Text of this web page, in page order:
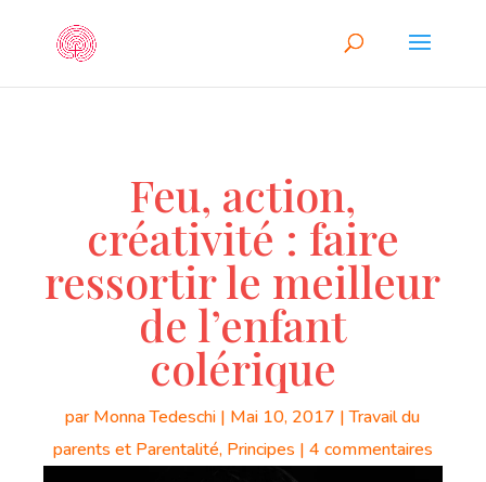
Feu, action,
créativité : faire
ressortir le meilleur
de l’enfant
colérique
parMonna Tedeschi | Mai 10, 2017 |Travail du
parents et Parentalité, Principes | 4 commentaires